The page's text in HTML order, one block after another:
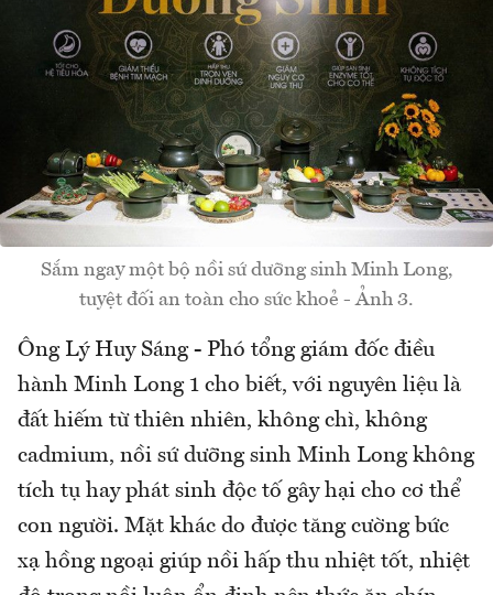
Sắm ngay một bộ nồi sứ dưỡng sinh Minh Long,
tuyệt đối an toàn cho sức khoẻ - Ảnh 3.
Ông Lý Huy Sáng - Phó tổng giám đốc điều
hành Minh Long 1 cho biết, với nguyên liệu là
đất hiếm từ thiên nhiên, không chì, không
cadmium, nồi sứ dưỡng sinh Minh Long không
tích tụ hay phát sinh độc tố gây hại cho cơ thể
con người. Mặt khác do được tăng cường bức
xạ hồng ngoại giúp nồi hấp thu nhiệt tốt, nhiệt